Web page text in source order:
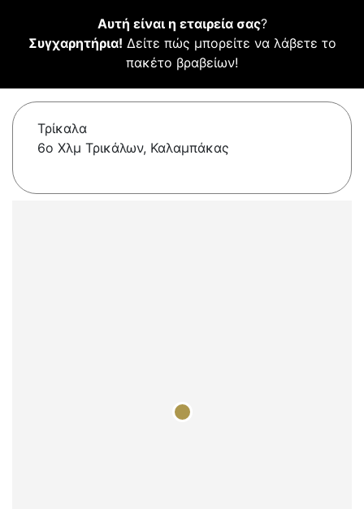
Αυτή είναι η εταιρεία σας?
Συγχαρητήρια! Δείτε πώς μπορείτε να λάβετε το
πακέτο βραβείων!
Τρίκαλα
6ο Χλμ Τρικάλων, Καλαμπάκας